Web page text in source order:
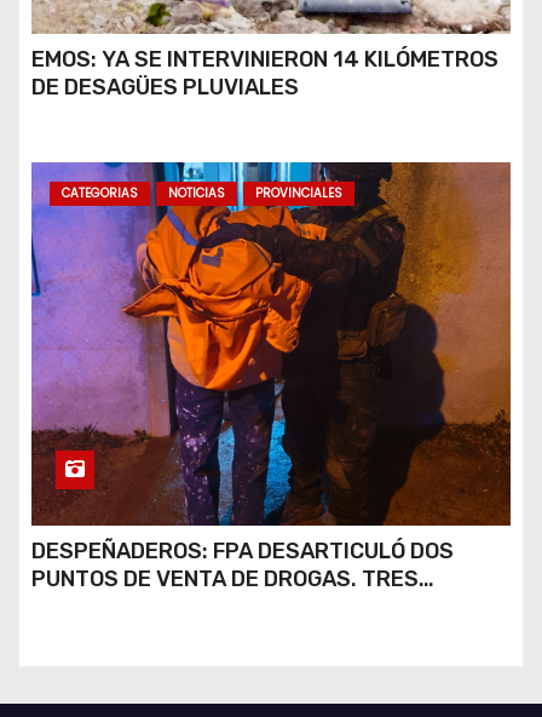
EMOS: YA SE INTERVINIERON 14 KILÓMETROS
DE DESAGÜES PLUVIALES
CATEGORIAS NOTICIAS PROVINCIALES
DESPEÑADEROS: FPA DESARTICULÓ DOS
PUNTOS DE VENTA DE DROGAS. TRES